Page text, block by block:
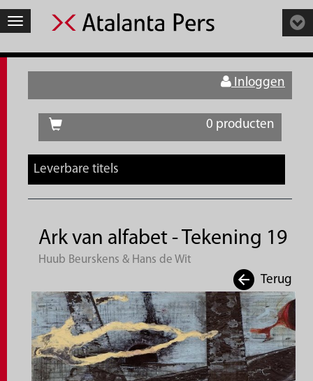
Toggle
Inloggen
0 producten
Leverbare titels
Ark van alfabet - Tekening 19
Huub Beurskens & Hans de Wit
Terug